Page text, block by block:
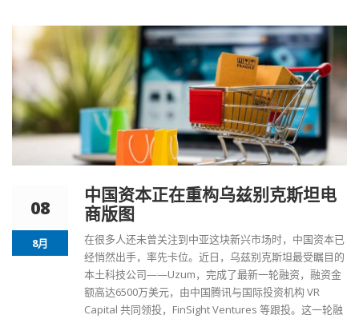
08
8月
中国资本正在重构乌兹别克斯坦电
商版图
在很多人还未曾关注到中亚这块新兴市场时，中国资本已
经悄然出手，率先卡位。近日，乌兹别克斯坦最受瞩目的
本土科技公司——Uzum，完成了最新一轮融资，融资金
额高达6500万美元，由中国腾讯与国际投资机构 VR
Capital 共同领投，FinSight Ventures 等跟投。这一轮融